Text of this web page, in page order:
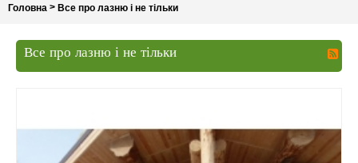
Головна > Все про лазню і не тільки
Все про лазню і не тільки